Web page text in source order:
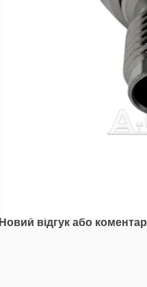
Новий відгук або коментар